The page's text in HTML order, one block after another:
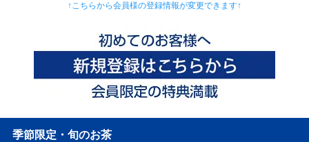
↑こちらから会員様の登録情報が変更できます↑
季節限定・旬のお茶